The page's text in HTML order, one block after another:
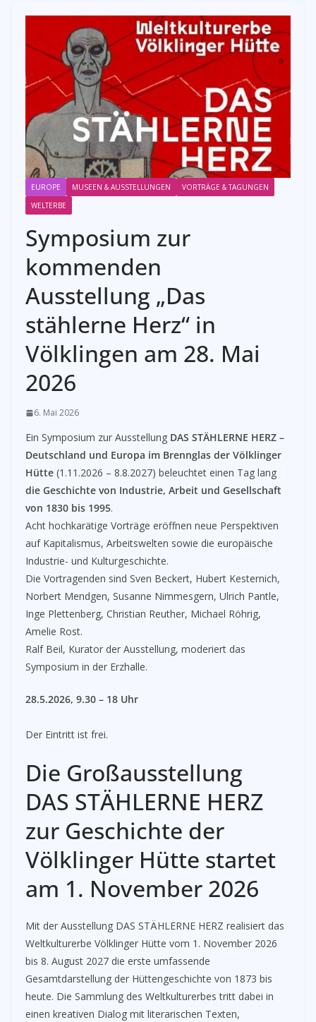
EUROPE MUSEEN & AUSSTELLUNGEN
VORTRÄGE & TAGUNGEN
WELTERBE
Symposium zur
kommenden
Ausstellung „Das
stählerne Herz“ in
Völklingen am 28. Mai
2026
6. Mai 2026
Ein Symposium zur Ausstellung DAS STÄHLERNE HERZ –
Deutschland und Europa im Brennglas der Völklinger
Hütte (1.11.2026 – 8.8.2027) beleuchtet einen Tag lang
die Geschichte von Industrie, Arbeit und Gesellschaft
von 1830 bis 1995.
Acht hochkarätige Vorträge eröffnen neue Perspektiven
auf Kapitalismus, Arbeitswelten sowie die europäische
Industrie- und Kulturgeschichte.
Die Vortragenden sind Sven Beckert, Hubert Kesternich,
Norbert Mendgen, Susanne Nimmesgern, Ulrich Pantle,
Inge Plettenberg, Christian Reuther, Michael Röhrig,
Amelie Rost.
Ralf Beil, Kurator der Ausstellung, moderiert das
Symposium in der Erzhalle.
28.5.2026, 9.30 – 18 Uhr
Der Eintritt ist frei.
Die Großausstellung
DAS STÄHLERNE HERZ
zur Geschichte der
Völklinger Hütte startet
am 1. November 2026
Mit der Ausstellung DAS STÄHLERNE HERZ realisiert das
Weltkulturerbe Völklinger Hütte vom 1. November 2026
bis 8. August 2027 die erste umfassende
Gesamtdarstellung der Hüttengeschichte von 1873 bis
heute. Die Sammlung des Weltkulturerbes tritt dabei in
einen kreativen Dialog mit literarischen Texten,